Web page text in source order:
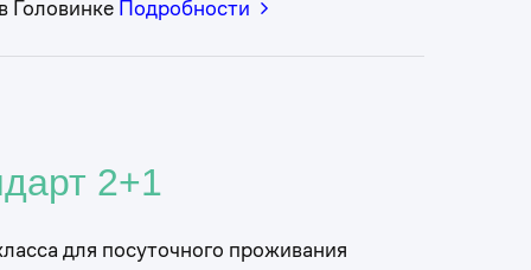
Головинке Подробности
2+1
для посуточного проживания